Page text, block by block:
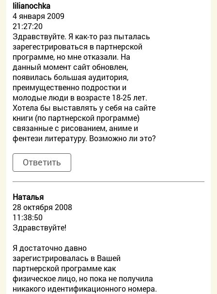
lilianochka
4 января 2009
21:27:20
Здравствуйте. Я как-то раз пыталась
зарегестрироваться в партнерской
программе, но мне отказали. На
данный момент сайт обновлен,
появилась большая аудитория,
преимущественно подростки и
молодые люди в возрасте 18-25 лет.
Хотела бы выставлять у себя на сайте
книги (по партнерской программе)
связанные с рисованием, аниме и
фентези литературу. Возможно ли это?
Ответить
Наталья
28 октября 2008
11:38:50
Здравствуйте!
Я достаточно давно
зарегистрировалась в Вашей
партнерской программе как
физическое лицо, но пока не получила
никакого идентификационного номера.